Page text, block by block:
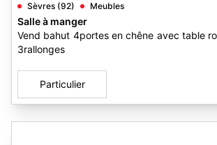
Sèvres (92) Meubles
Salle à manger
Vend bahut 4portes en chêne avec table
3rallonges
Particulier